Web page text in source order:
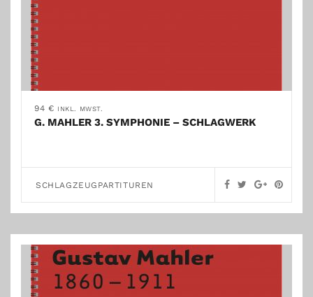
94 € INKL. MWST.
G. MAHLER 3. SYMPHONIE – SCHLAGWERK
SCHLAGZEUGPARTITUREN